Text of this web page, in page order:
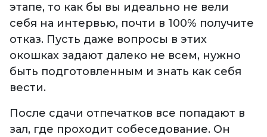
этапе, то как бы вы идеально не вели
себя на интервью, почти в 100% получите
отказ. Пусть даже вопросы в этих
окошках задают далеко не всем, нужно
быть подготовленным и знать как себя
вести.
После сдачи отпечатков все попадают в
зал, где проходит собеседование. Он